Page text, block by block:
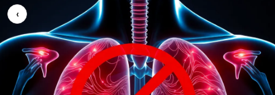
da.header.general.navigation
‹